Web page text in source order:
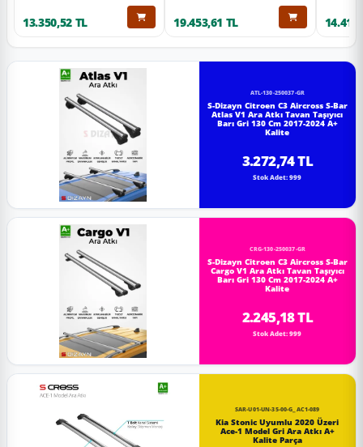
13.350,52 TL 19.453,61 TL
ATL-130-250037-GR
S-Dizayn Citroen C3 Aircross S-Bar
Atlas V1 Ara Atkı Tavan Taşıyıcı
Barı Gri 130 Cm 2017-2024 A+
Kalite
3.272,74 TL
Stok Adet: 999
CRG-130-250037-GR
S-Dizayn Citroen C3 Aircross S-Bar
Cargo V1 Ara Atkı Tavan Taşıyıcı
Barı Gri 130 Cm 2017-2024 A+
Kalite
2.245,18 TL
Stok Adet: 999
SAR-U01-UN-35-00-G_AC1-089
Kia Stonic Uyumlu 2020 Üzeri
Ace-1 Model Gri Ara Atkı A+
Kalite Parça